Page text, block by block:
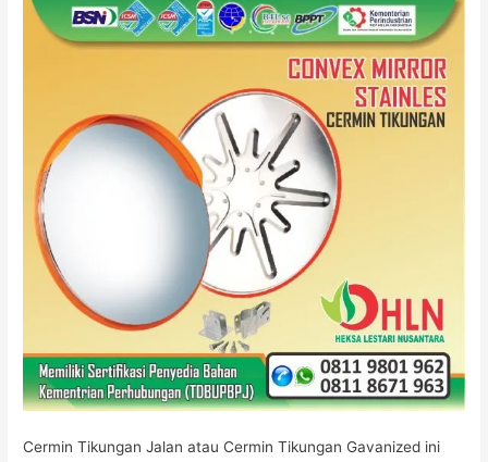
atau
Cermin
Rambu
Marka
Cermin Tikungan Jalan atau Cermin Tikungan Gavanized ini